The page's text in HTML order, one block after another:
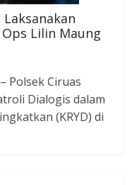
Ops Lilin Maung
Polsek Ciruas
Dialogis dalam
(KRYD) di